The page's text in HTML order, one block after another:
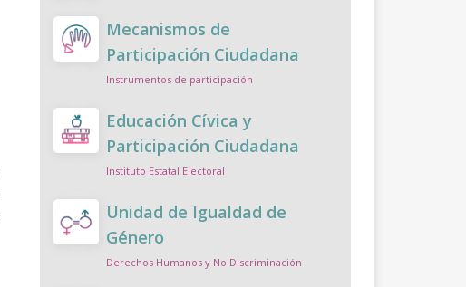
Mecanismos de
Participación Ciudadana
Instrumentos de participación
Educación Cívica y
Participación Ciudadana
Instituto Estatal Electoral
Unidad de Igualdad de
Género
Derechos Humanos y No Discriminación